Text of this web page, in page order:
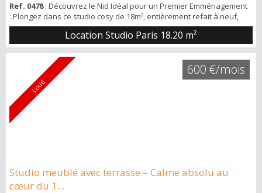
Ref. 0478: Découvrez le Nid Idéal pour un Premier Emménagement
: Plongez dans ce studio cosy de 18m², entièrement refait à neuf,
situé au 4ème étage avec ascenseur. Niché au 17 rue de la Plaine,
ce petit bijou offre un cadre de vie calme et lumineux, parfait pour
une première installation ou un pied-à-terre parisien. Votre Futur
Chez-Vous en Détail : Agencement Parfait 🌟 :Entrée avec un grand
Location Studio Paris 18.20 m²
Loué
Studio meublé avec terrasse – Calme absolu au
cœur du 1...
600 €/mois